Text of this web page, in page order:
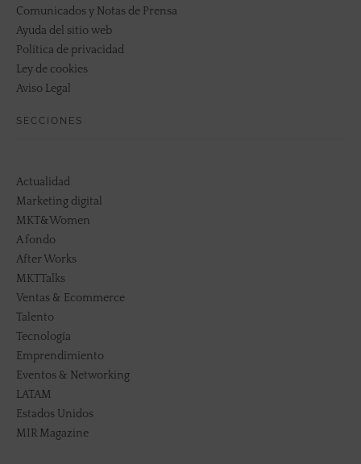
Comunicados y Notas de Prensa
Ayuda del sitio web
Política de privacidad
Ley de cookies
Aviso Legal
SECCIONES
Actualidad
Marketing digital
MKT&Women
A fondo
After Works
MKTTalks
Ventas & Ecommerce
Talento
Tecnología
Emprendimiento
Eventos & Networking
LATAM
Estados Unidos
MIR Magazine